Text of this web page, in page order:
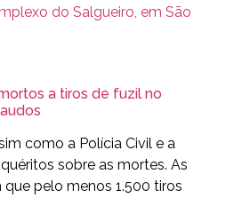
a tiros de fuzil no
como a Polícia Civil e a
sobre as mortes. As
pelo menos 1.500 tiros